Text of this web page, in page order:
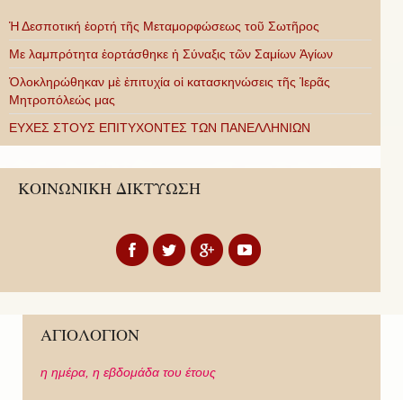
Ἡ Δεσποτική ἑορτή τῆς Μεταμορφώσεως τοῦ Σωτῆρος
Με λαμπρότητα ἑορτάσθηκε ἡ Σύναξις τῶν Σαμίων Ἁγίων
Ὁλοκληρώθηκαν μὲ ἐπιτυχία οἱ κατασκηνώσεις τῆς Ἱερᾶς
Μητροπόλεώς μας
ΕΥΧΕΣ ΣΤΟΥΣ ΕΠΙΤΥΧΟΝΤΕΣ ΤΩΝ ΠΑΝΕΛΛΗΝΙΩΝ
ΚΟΙΝΩΝΙΚΗ ΔΙΚΤΥΩΣΗ
ΑΓΙΟΛΟΓΙΟΝ
η ημέρα, η εβδομάδα του έτους